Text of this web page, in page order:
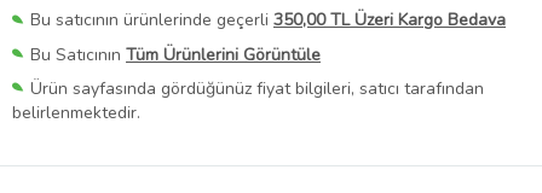
Bu satıcının ürünlerinde geçerli 350,00 TL Üzeri Kargo Bedava
Bu Satıcının Tüm Ürünlerini Görüntüle
Ürün sayfasında gördüğünüz fiyat bilgileri, satıcı tarafından
belirlenmektedir.